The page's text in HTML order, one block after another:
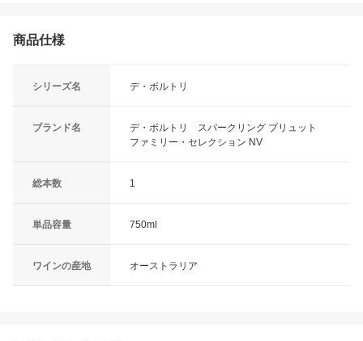
商品仕様
シリーズ名 デ・ボルトリ
ブランド名
デ・ボルトリ スパークリング ブリュット
ファミリー・セレクション NV
総本数 1
単品容量 750ml
ワインの産地 オーストラリア